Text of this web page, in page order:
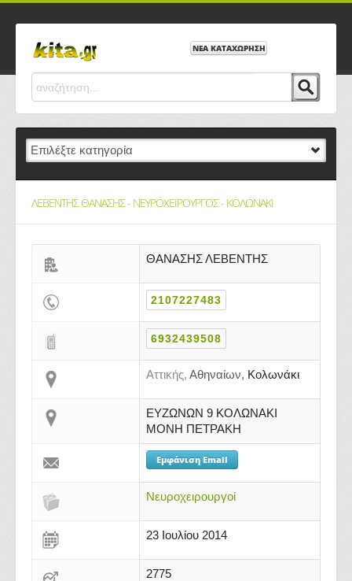
ΝΕΑ ΚΑΤΑΧΩΡΗΣΗ
ΛΕΒΕΝΤΗΣ ΘΑΝΑΣΗΣ - ΝΕΥΡΟΧΕΙΡΟΥΡΓΟΣ - ΚΟΛΩΝΑΚΙ
ΘΑΝΑΣΗΣ ΛΕΒΕΝΤΗΣ
2107227483
6932439508
Αττικής, Αθηναίων, Κολωνάκι
ΕΥΖΩΝΩΝ 9 ΚΟΛΩΝΑΚΙ
ΜΟΝΗ ΠΕΤΡΑΚΗ
Εμφάνιση Email
Νευροχειρουργοί
23 Ιουλίου 2014
2775